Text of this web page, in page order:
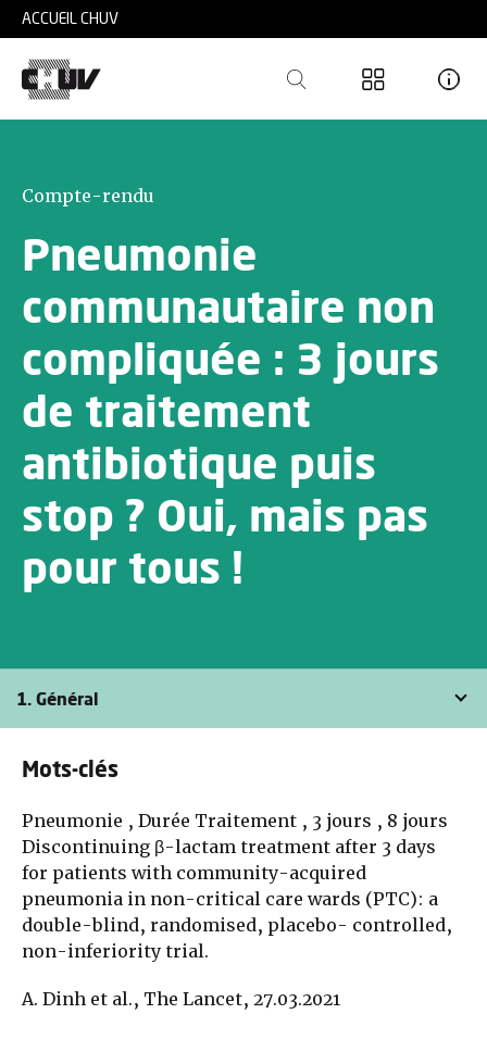
Skip to main content
ACCUEIL CHUV
Compte-rendu
Pneumonie
communautaire non
compliquée : 3 jours
de traitement
antibiotique puis
stop ? Oui, mais pas
pour tous !
1. Général
Mots-clés
Pneumonie , Durée Traitement , 3 jours , 8 jours
Discontinuing β-lactam treatment after 3 days
for patients with community-acquired
pneumonia in non-critical care wards (PTC): a
double-blind, randomised, placebo- controlled,
non-inferiority trial.
A. Dinh et al., The Lancet, 27.03.2021